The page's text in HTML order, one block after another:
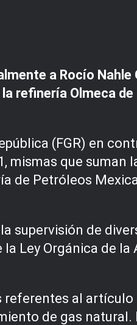
a Rocío
refinería Olmeca de
(FGR) en
mismas que suman
de Petróleos
supervisión de
Ley Orgánica de
al artículo
de gas natural.